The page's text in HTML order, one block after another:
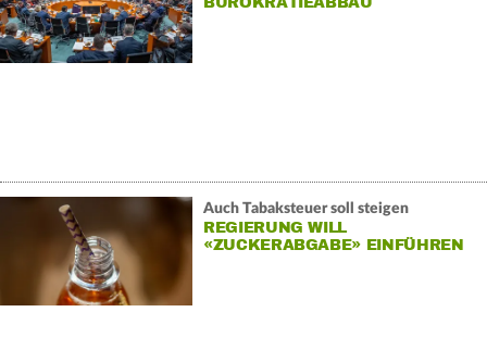
Auch Tabaksteuer soll steigen
REGIERUNG WILL
«ZUCKERABGABE» EINFÜHREN